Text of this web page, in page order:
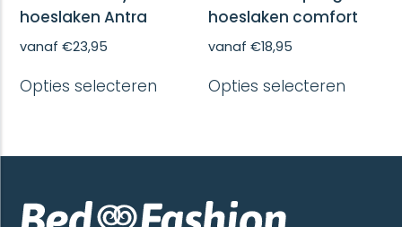
hoeslaken Antra
vanaf€23,95
Opties selecteren product
Deze
gekozen
hoeslaken comfort
vanaf€18,95
Opties selecteren
Deze